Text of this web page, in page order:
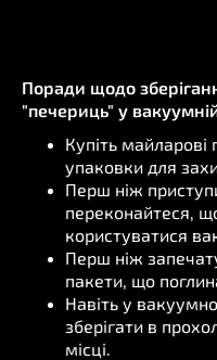
Поради щодо
"печериць" у
Купіть
упаковки для
Перш ніж
переконайтеся,
користуватися
Перш ніж
пакети, що
Навіть у
зберігати в
місці.